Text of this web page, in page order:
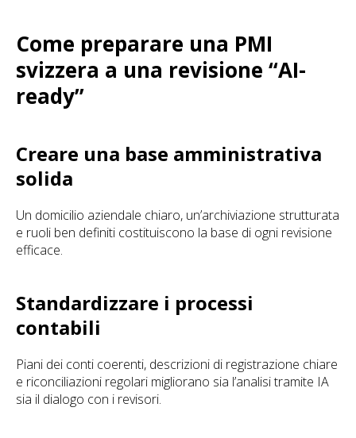
Come preparare una PMI
svizzera a una revisione “AI-
ready”
Creare una base amministrativa
solida
Un domicilio aziendale chiaro, un’archiviazione strutturata
e ruoli ben definiti costituiscono la base di ogni revisione
efficace.
Standardizzare i processi
contabili
Piani dei conti coerenti, descrizioni di registrazione chiare
e riconciliazioni regolari migliorano sia l’analisi tramite IA
sia il dialogo con i revisori.